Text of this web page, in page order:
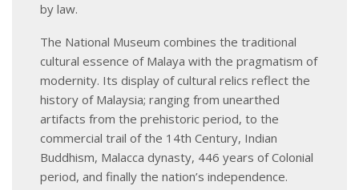
by law.
The National Museum combines the traditional
cultural essence of Malaya with the pragmatism of
modernity. Its display of cultural relics reflect the
history of Malaysia; ranging from unearthed
artifacts from the prehistoric period, to the
commercial trail of the 14th Century, Indian
Buddhism, Malacca dynasty, 446 years of Colonial
period, and finally the nation’s independence.